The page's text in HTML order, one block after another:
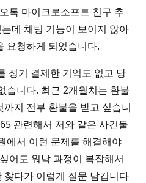
톡 마이크로소프트 친구 추
데 채팅 기능이 보이지 않아
요청하게 되었습니다.
정기 결제한 기억도 없고 당
습니다. 최근 2개월치는 환불
지 전부 환불을 받고 싶습니
관련해서 저와 같은 사건둘
에서 이런 문제를 해결해야
어도 워낙 과정이 복잡해서
다가 이렇게 질문 남깁니다